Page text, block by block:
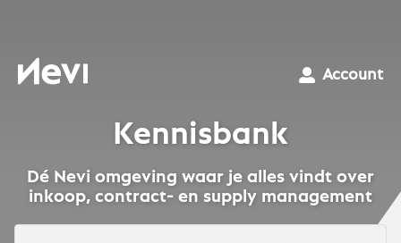
Nevi
Account
Kennisbank
Dé Nevi omgeving waar je alles vindt over
inkoop, contract- en supply management